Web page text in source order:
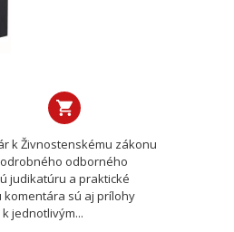
k Živnostenskému zákonu
odborného
judikatúru a praktické
komentára sú aj prílohy
jednotlivým...